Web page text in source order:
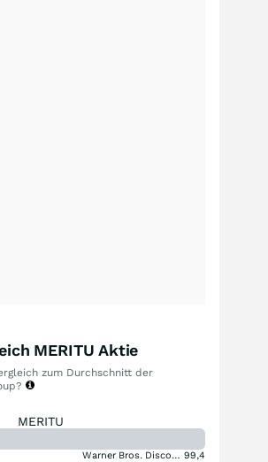
MERITU Aktie
zum Durchschnitt der
MERITU
Warner Bros. Discovery (A) 99,4